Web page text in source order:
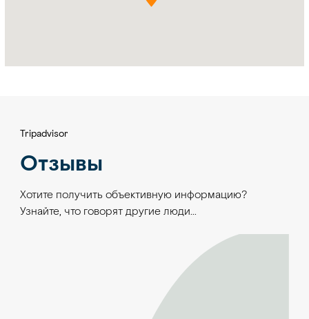
Tripadvisor
Отзывы
Хотите получить объективную информацию?
Узнайте, что говорят другие люди…